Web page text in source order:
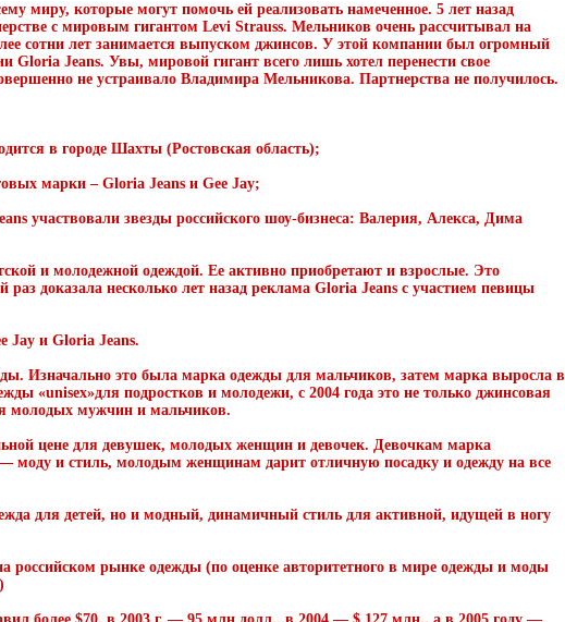
миру, которые могут помочь ей реализовать намеченное. 5 лет назад
с мировым гигантом Levi Strauss. Мельников очень рассчитывал на
сотни лет занимается выпуском джинсов. У этой компании был огромный
Jeans. Увы, мировой гигант всего лишь хотел перенести свое
не устраивало Владимира Мельникова. Партнерства не получилось.
в городе Шахты (Ростовская область);
марки – Gloria Jeans и Gee Jay;
участвовали звезды российского шоу-бизнеса: Валерия, Алекса, Дима
и молодежной одеждой. Ее активно приобретают и взрослые. Это
доказала несколько лет назад реклама Gloria Jeans с участием певицы
Jay и Gloria Jeans.
Изначально это была марка одежды для мальчиков, затем марка выросла в
«unisex»для подростков и молодежи, с 2004 года это не только джинсовая
молодых мужчин и мальчиков.
цене для девушек, молодых женщин и девочек. Девочкам марка
моду и стиль, молодым женщинам дарит отличную посадку и одежду на все
для детей, но и модный, динамичный стиль для активной, идущей в ногу
российском рынке одежды (по оценке авторитетного в мире одежды и моды